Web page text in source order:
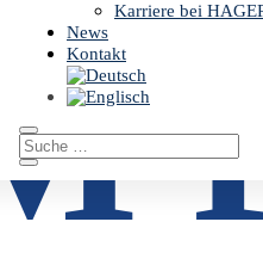
Karriere bei
News
Kontakt